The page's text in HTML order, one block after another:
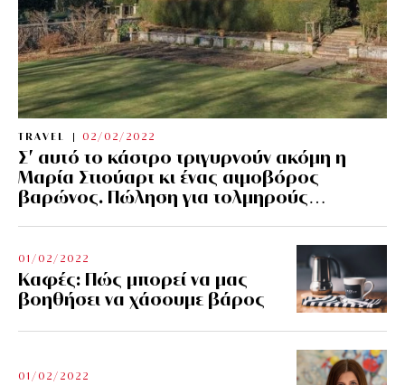
TRAVEL 02/02/2022
Σ’ αυτό το κάστρο τριγυρνούν ακόμη η
Μαρία Στιούαρτ κι ένας αιμοβόρος
βαρώνος. Πώληση για τολμηρούς…
01/02/2022
Kαφές: Πώς μπορεί να μας
βοηθήσει να χάσουμε βάρος
01/02/2022